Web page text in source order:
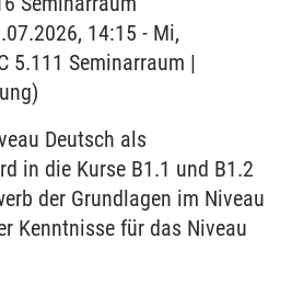
14:15 - Mi,
5.111 Seminarraum |
Deutsch als
in die Kurse B1.1 und B1.2
der Grundlagen im Niveau
Kenntnisse für das Niveau